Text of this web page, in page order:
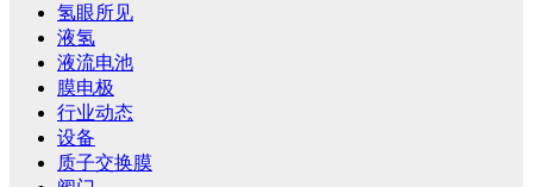
氢眼所见
液氢
液流电池
膜电极
行业动态
设备
质子交换膜